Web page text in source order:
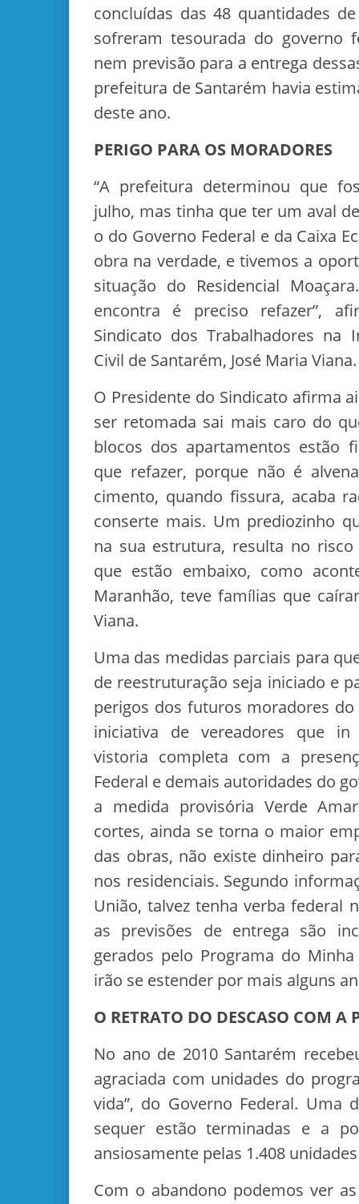
concluídas das 48 quantidades
sofreram tesourada do governo
nem previsão para a entrega
prefeitura de Santarém havia
deste ano.
PERIGO PARA OS MORADORES
“A prefeitura determinou que
julho, mas tinha que ter um aval
o do Governo Federal e da Caixa
obra na verdade, e tivemos a
situação do Residencial
encontra é preciso refazer”,
Sindicato dos Trabalhadores na
Civil de Santarém, José Maria Viana.
O Presidente do Sindicato afirma
ser retomada sai mais caro do
blocos dos apartamentos estão
que refazer, porque não é
cimento, quando fissura, acaba
conserte mais. Um prediozinho
na sua estrutura, resulta no
que estão embaixo, como
Maranhão, teve famílias que
Viana.
Uma das medidas parciais para
de reestruturação seja iniciado e
perigos dos futuros moradores
iniciativa de vereadores que in
vistoria completa com a
Federal e demais autoridades do
a medida provisória Verde
cortes, ainda se torna o maior
das obras, não existe dinheiro
nos residenciais. Segundo
União, talvez tenha verba federal
as previsões de entrega são
gerados pelo Programa do
irão se estender por mais alguns
O RETRATO DO DESCASO COM A
No ano de 2010 Santarém
agraciada com unidades do
vida”, do Governo Federal. Uma
sequer estão terminadas e a
ansiosamente pelas 1.408
Com o abandono podemos ver